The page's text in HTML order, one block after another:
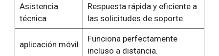
Asistencia
técnica
Respuesta rápida y eficiente a
las solicitudes de soporte.
aplicación móvil
Funciona perfectamente
incluso a distancia.